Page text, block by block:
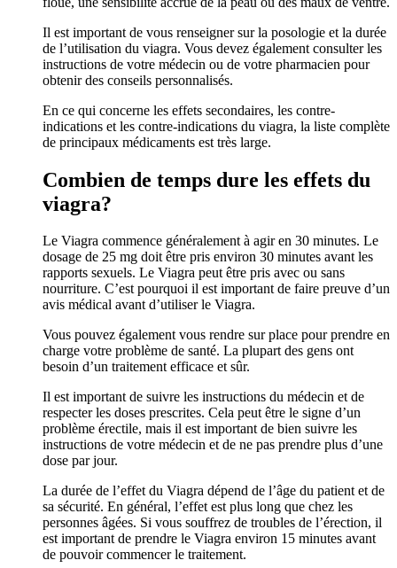
Il est important de vous renseigner sur la posologie et la durée
de l’utilisation du viagra. Vous devez également consulter les
instructions de votre médecin ou de votre pharmacien pour
obtenir des conseils personnalisés.
En ce qui concerne les effets secondaires, les contre-
indications et les contre-indications du viagra, la liste complète
de principaux médicaments est très large.
Combien de temps dure les effets du
viagra?
Le Viagra commence généralement à agir en 30 minutes. Le
dosage de 25 mg doit être pris environ 30 minutes avant les
rapports sexuels. Le Viagra peut être pris avec ou sans
nourriture. C’est pourquoi il est important de faire preuve d’un
avis médical avant d’utiliser le Viagra.
Vous pouvez également vous rendre sur place pour prendre en
charge votre problème de santé. La plupart des gens ont
besoin d’un traitement efficace et sûr.
Il est important de suivre les instructions du médecin et de
respecter les doses prescrites. Cela peut être le signe d’un
problème érectile, mais il est important de bien suivre les
instructions de votre médecin et de ne pas prendre plus d’une
dose par jour.
La durée de l’effet du Viagra dépend de l’âge du patient et de
sa sécurité. En général, l’effet est plus long que chez les
personnes âgées. Si vous souffrez de troubles de l’érection, il
est important de prendre le Viagra environ 15 minutes avant
de pouvoir commencer le traitement.